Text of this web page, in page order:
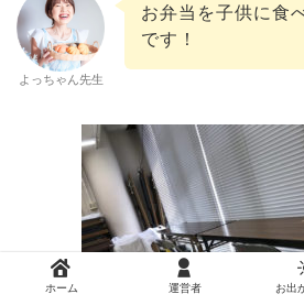
よっちゃん先生
お弁当を子供に食
です！
ホーム 運営者 お出